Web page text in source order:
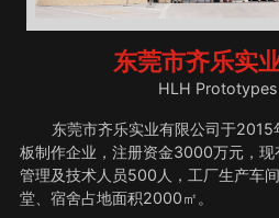
东莞市齐乐实
HLH Prototypes
东莞市齐乐实业有限公司于
板制作企业，注册资金3000万元，
管理及技术人员500人，工厂生产车
堂、宿舍占地面积2000㎡。